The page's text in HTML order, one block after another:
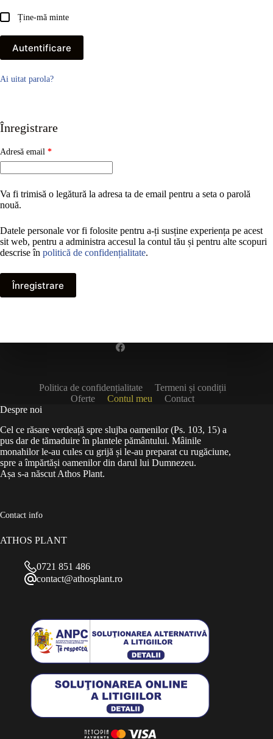
Ține-mă minte
Autentificare
Ai uitat parola?
Înregistrare
Adresă email *Obligatoriu
Va fi trimisă o legătură la adresa ta de email pentru a seta o parolă
nouă.
Datele personale vor fi folosite pentru a-ți susține experiența pe acest
sit web, pentru a administra accesul la contul tău și pentru alte scopuri
descrise în politică de confidențialitate.
Înregistrare
Politica de confidențialitate
Termeni și condiții
Oferte
Contul meu
Contact
Despre noi
Cel ce răsare verdeață spre slujba oamenilor (Ps. 103, 15) a
pus dar de tămaduire în plantele pământului. Mâinile
monahilor le-au cules cu grijă și le-au preparat cu rugăciune,
spre a împărtăși oamenilor din darul lui Dumnezeu.
Așa s-a născut Athos Plant.
Contact info
ATHOS PLANT
0721 851 486
contact@athosplant.ro